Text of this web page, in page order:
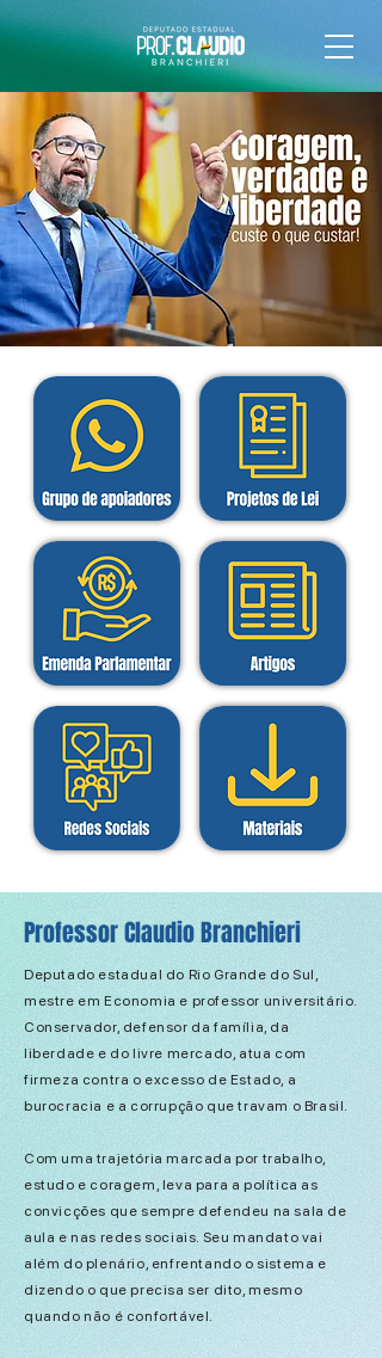
Professor Claudio Branchieri
Deputado estadual do Rio Grande do Sul,
mestre em Economia e professor universitário.
Conservador, defensor da família, da
liberdade e do livre mercado, atua com
firmeza contra o excesso de Estado, a
burocracia e a corrupção que travam o Brasil.
Com uma trajetória marcada por trabalho,
estudo e coragem, leva para a política as
convicções que sempre defendeu na sala de
aula e nas redes sociais. Seu mandato vai
além do plenário, enfrentando o sistema e
dizendo o que precisa ser dito, mesmo
quando não é confortável.